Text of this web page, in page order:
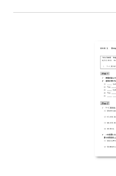
「基本文と解説
ています。その
語と動詞につい
動詞ワンセット
好む」のように
います。「基本
ト 2年」（2016